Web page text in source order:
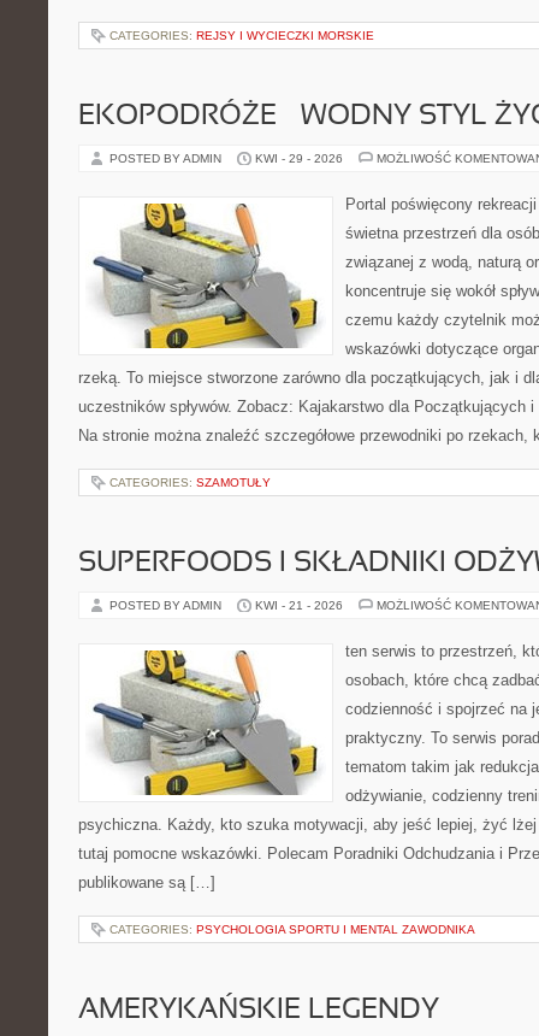
CATEGORIES: REJSY I WYCIECZKI MORSKIE
EKOPODRÓŻE – WODNY STYL
POSTED BY ADMIN KWI - 29 - 2026 MOŻLIWOŚĆ
Portal poświęcony
świetna przestrzeń dla
związanej z wodą, naturą
koncentruje się wokół
czemu każdy czytelnik
wskazówki dotyczące
rzeką. To miejsce stworzone zarówno dla początkujących, jak i
uczestników spływów. Zobacz: Kajakarstwo dla Początkujących
Na stronie można znaleźć szczegółowe przewodniki po
CATEGORIES: SZAMOTUŁY
SUPERFOODS I SKŁADNIKI
POSTED BY ADMIN KWI - 21 - 2026 MOŻLIWOŚĆ
ten serwis to przestrzeń,
osobach, które chcą
codzienność i spojrzeć na
praktyczny. To serwis
tematom takim jak
odżywianie, codzienny
psychiczna. Każdy, kto szuka motywacji, aby jeść lepiej, żyć
tutaj pomocne wskazówki. Polecam Poradniki Odchudzania i
publikowane są […]
CATEGORIES: PSYCHOLOGIA SPORTU I MENTAL ZAWODNIKA
AMERYKAŃSKIE LEGENDY